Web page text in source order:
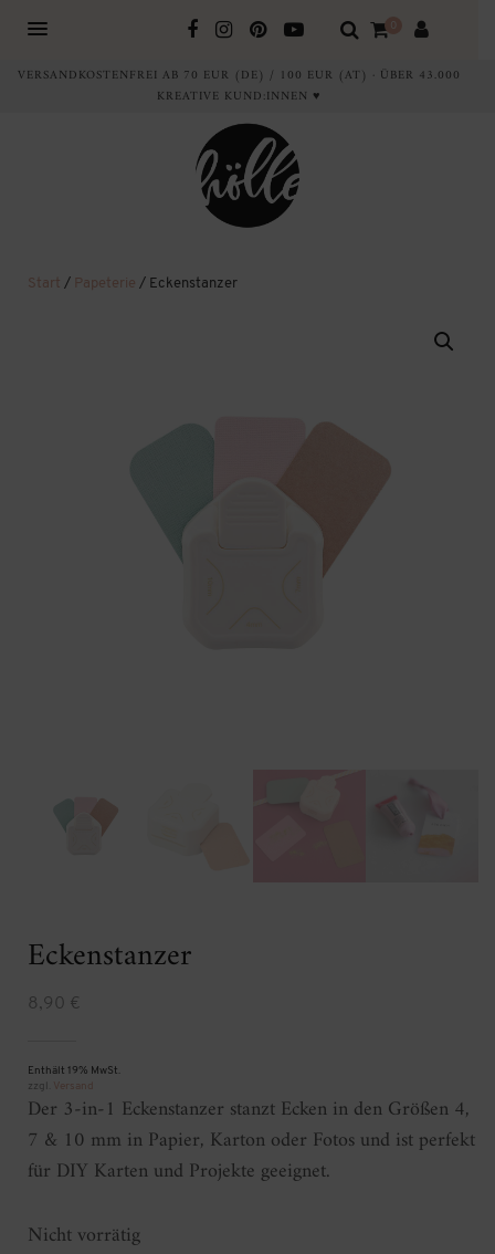
0
VERSANDKOSTENFREI AB 70 EUR (DE) / 100 EUR (AT) · ÜBER 43.000
KREATIVE KUND:INNEN ♥
Start / Papeterie / Eckenstanzer
Eckenstanzer
8,90 €
Enthält 19% MwSt.
zzgl. Versand
Der 3-in-1 Eckenstanzer stanzt Ecken in den Größen 4,
7 & 10 mm in Papier, Karton oder Fotos und ist perfekt
für DIY Karten und Projekte geeignet.
Nicht vorrätig